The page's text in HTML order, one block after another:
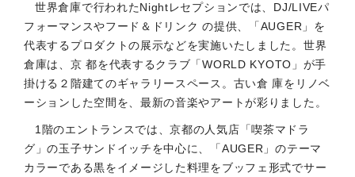
世界倉庫で行われたNightレセプションでは、DJ/LIVEパ
フォーマンスやフード＆ドリンク の提供、「AUGER」を
代表するプロダクトの展示などを実施いたしました。世界
倉庫は、京 都を代表するクラブ「WORLD KYOTO」が手
掛ける２階建てのギャラリースペース。古い倉 庫をリノベ
ーションした空間を、最新の音楽やアートが彩りました。
1階のエントランスでは、京都の人気店「喫茶マドラ
グ」の玉子サンドイッチを中心に、「AUGER」のテーマ
カラーである黒をイメージした料理をブッフェ形式でサー